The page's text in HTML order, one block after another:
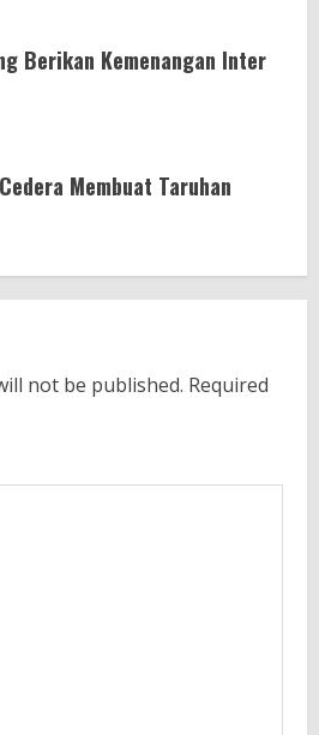
Berikan Kemenangan Inter
Membuat Taruhan
not be published. Required